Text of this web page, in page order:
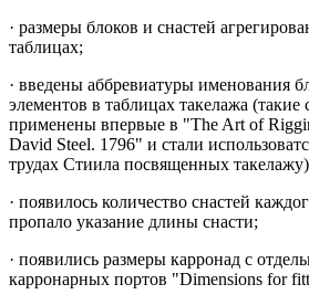
· размеры блоков и снастей
таблицах;
· введены аббревиатуры именования
элементов в таблицах такелажа
применены впервые в "The Art of
David Steel. 1796" и стали
трудах Стиила посвященных
· появилось количество снастей
пропало указание длины снасти;
· появились размеры карронад с
карронарных портов "Dimensions for